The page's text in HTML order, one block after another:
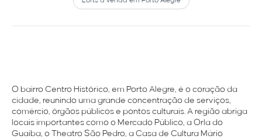
O bairro Centro Histórico, em Porto Alegre, é o coração da
cidade, reunindo uma grande concentração de serviços,
comércio, órgãos públicos e pontos culturais. A região abriga
locais importantes como o Mercado Público, a Orla do
Guaíba, o Theatro São Pedro, a Casa de Cultura Mário